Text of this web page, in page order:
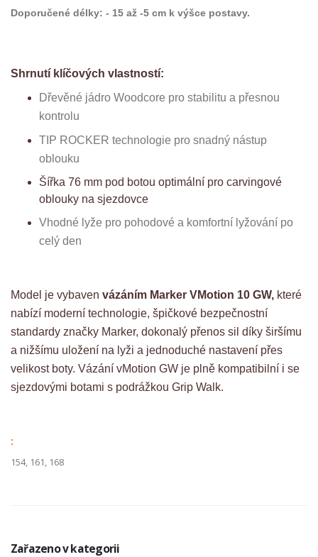
Doporučené délky: - 15 až -5 cm k výšce postavy.
Shrnutí klíčových vlastností:
Dřevěné jádro Woodcore pro stabilitu a přesnou
kontrolu
TIP ROCKER technologie pro snadný nástup
oblouku
Šířka 76 mm pod botou optimální pro carvingové
oblouky na sjezdovce
Vhodné lyže pro pohodové a komfortní lyžování po
celý den
Model je vybaven vázáním Marker VMotion 10 GW, které
nabízí moderní technologie, špičkové bezpečnostní
standardy značky Marker, dokonalý přenos sil díky širšímu
a nižšímu uložení na lyži a jednoduché nastavení přes
velikost boty. Vázání vMotion GW je plně kompatibilní i se
sjezdovými botami s podrážkou Grip Walk.
:
154, 161, 168
Zařazeno v kategorii